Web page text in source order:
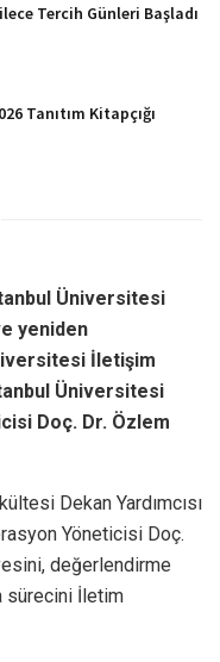
Tercih Günleri Başladı
Tanıtım Kitapçığı
Üniversitesi
yeniden
İletişim
Üniversitesi
Doç. Dr. Özlem
Dekan Yardımcısı
Yöneticisi Doç.
değerlendirme
sürecini İletim